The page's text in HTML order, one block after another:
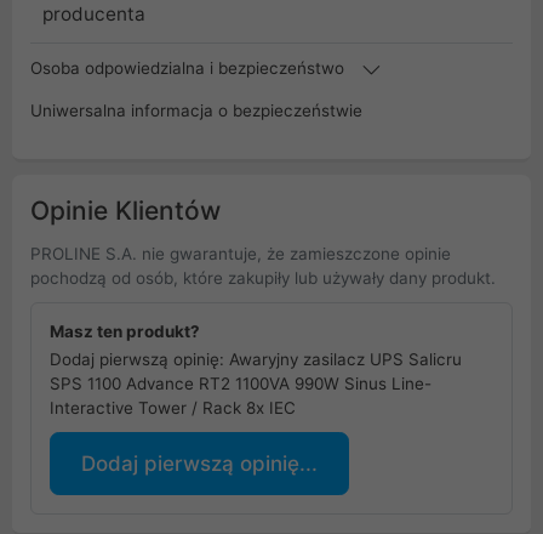
producenta
Osoba odpowiedzialna i bezpieczeństwo
Uniwersalna informacja o bezpieczeństwie
Opinie Klientów
PROLINE S.A. nie gwarantuje, że zamieszczone opinie
pochodzą od osób, które zakupiły lub używały dany produkt.
Masz ten produkt?
Dodaj pierwszą opinię: Awaryjny zasilacz UPS Salicru
SPS 1100 Advance RT2 1100VA 990W Sinus Line-
Interactive Tower / Rack 8x IEC
Dodaj pierwszą opinię...